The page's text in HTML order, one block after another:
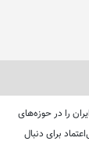
ایران را در حوزه‌های
برای دنبال